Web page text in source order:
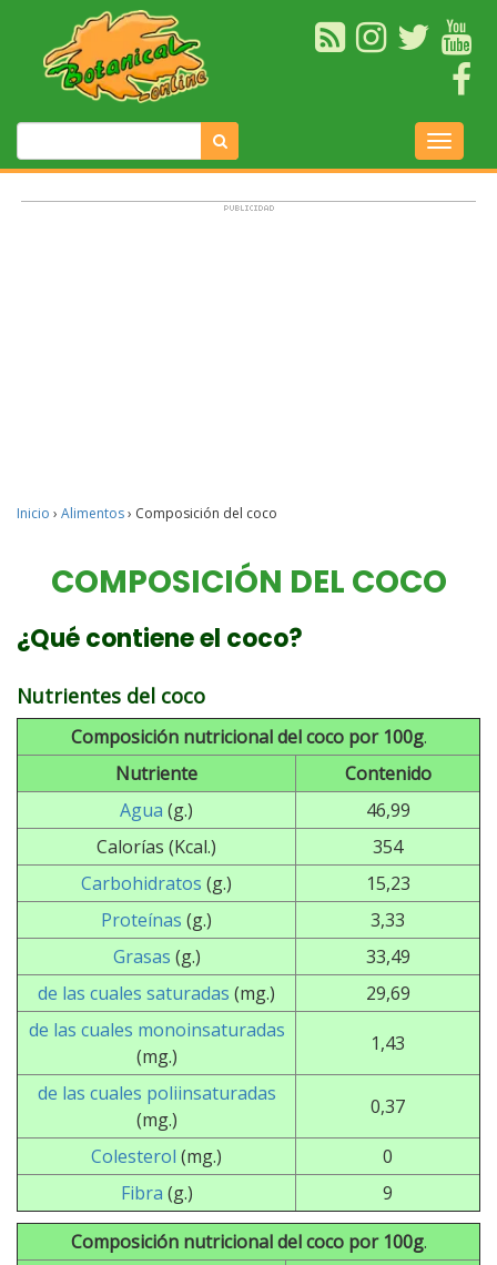
Inicio › Alimentos› Composición del coco
COMPOSICIÓN DEL COCO
¿Qué contiene el coco?
Nutrientes del coco
Composición nutricional del coco por 100g.
Nutriente
Contenido
Agua (g.)
46,99
Calorías (Kcal.)
354
Carbohidratos (g.)
15,23
Proteínas (g.)
3,33
Grasas (g.)
33,49
de las cuales saturadas (mg.)
29,69
de las cuales monoinsaturadas
(mg.)
1,43
de las cuales poliinsaturadas
(mg.)
0,37
Colesterol (mg.)
0
Fibra (g.)
9
Composición nutricional del coco por 100g.